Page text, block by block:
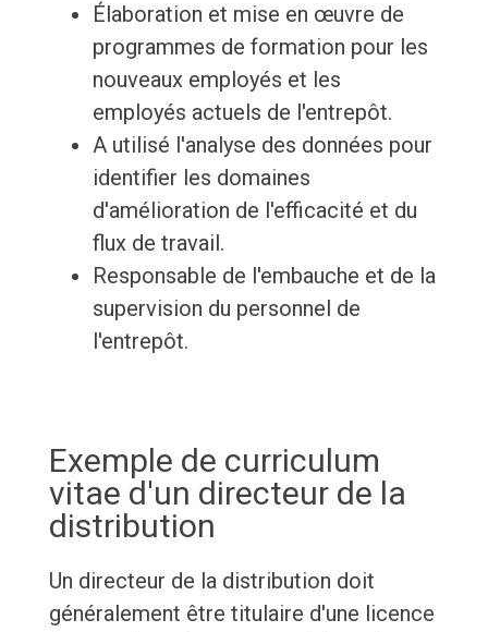
Élaboration et mise en œuvre de
programmes de formation pour les
nouveaux employés et les
employés actuels de l'entrepôt.
A utilisé l'analyse des données pour
identifier les domaines
d'amélioration de l'efficacité et du
flux de travail.
Responsable de l'embauche et de la
supervision du personnel de
l'entrepôt.
Exemple de curriculum
vitae d'un directeur de la
distribution
Un directeur de la distribution doit
généralement être titulaire d'une licence